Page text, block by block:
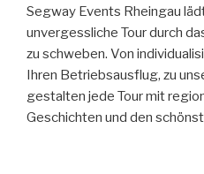
Segway Events Rheingau
unvergessliche Tour durch
zu schweben. Von
Ihren Betriebsausflug, zu
gestalten jede Tour mit
Geschichten und den